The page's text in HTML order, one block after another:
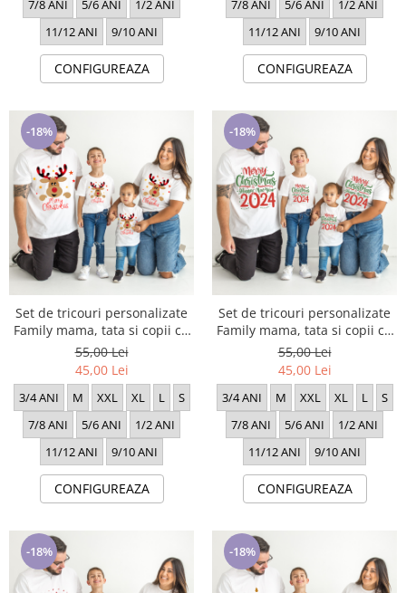
7/8 ANI
5/6 ANI
1/2 ANI
11/12 ANI
9/10 ANI
CONFIGUREAZA
7/8 ANI
5/6 ANI
1/2 ANI
11/12 ANI
9/10 ANI
CONFIGUREAZA
-18%
Set de tricouri personalizate
Family mama, tata si copii cu
tematica de Craciun, Renul
Rudolf 1643
55,00 Lei
45,00 Lei
3/4 ANI M XXL XL L
S
7/8 ANI
5/6 ANI
1/2 ANI
11/12 ANI
9/10 ANI
CONFIGUREAZA
-18%
Set de tricouri personalizate
Family mama, tata si copii cu
tematica de Craciun, Craciun
Fericit 2024
55,00 Lei
45,00 Lei
3/4 ANI M XXL XL L
S
7/8 ANI
5/6 ANI
1/2 ANI
11/12 ANI
9/10 ANI
CONFIGUREAZA
-18% -18%